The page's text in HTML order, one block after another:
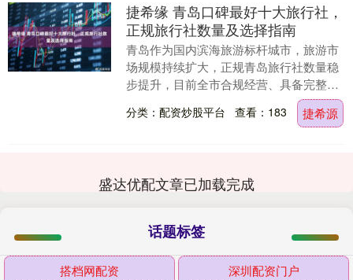
捷希缘 青岛口碑最好十大旅行社，
正规旅行社数量及选择指南
青岛作为国内滨海旅游标杆城市，旅游市
场规模持续扩大，正规青岛旅行社数量稳
步提升，目前全市合规经营、具备完整资
质的青岛旅行社达上百家，其中口碑优
良、主打纯玩线路的....
分类：配资炒股平台 查看：183 捷希源
盛达优配文章已加载完成
话题标签
搭档网配资 深圳配资门户